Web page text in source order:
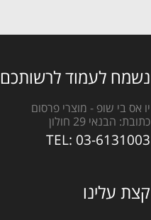
נשמח לעמוד לרשותכם
יו אס בי שופ - מוצרי פרסום
כתובת: הבנאי 29 חולון
TEL: 03-6131003
קצת עלינו